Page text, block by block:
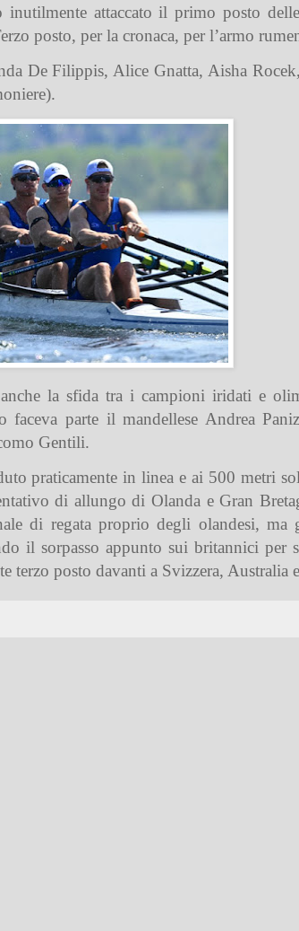
attaccato il primo posto
posto, per la cronaca, per l’armo
De Filippis, Alice Gnatta, Aisha
la sfida tra i campioni iridati e
parte il mandellese Andrea
Gentili.
praticamente in linea e ai 500 metri
di allungo di Olanda e Gran
di regata proprio degli olandesi,
il sorpasso appunto sui britannici
terzo posto davanti a Svizzera, Australia